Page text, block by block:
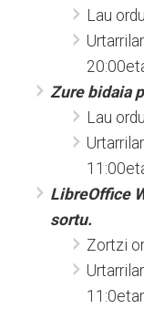
Lau ordu.
Zure bidaia
Lau ordu.
LibreOffice
sortu.
Zortzi